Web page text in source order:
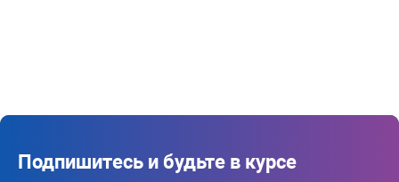
Подпишитесь и будьте в курсе